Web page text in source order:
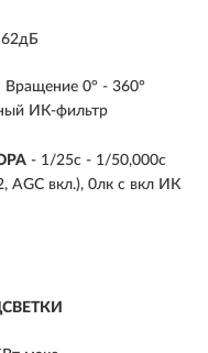
Вращение 0° - 360°
ИК-фильтр
- 1/25с - 1/50,000с
AGC вкл.), 0лк с вкл ИК